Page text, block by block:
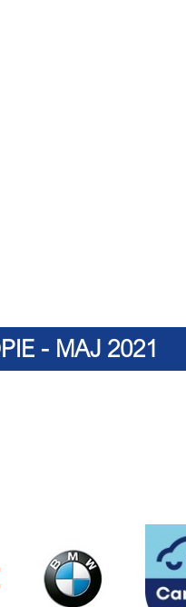
- MAJ 2021